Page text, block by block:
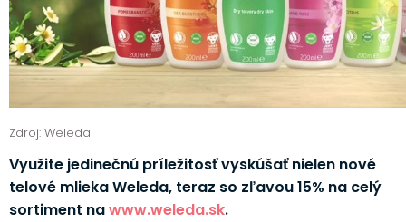
Zdroj: Weleda
Využite jedinečnú príležitosť vyskúšať nielen nové
telové mlieka Weleda, teraz so zľavou 15% na celý
sortiment nawww.weleda.sk.